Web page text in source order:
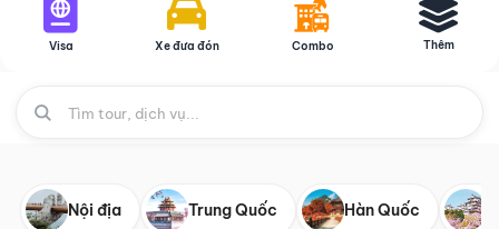
Visa Xe đưa đón Combo Thêm
Nội địa Trung Quốc Hàn Quốc